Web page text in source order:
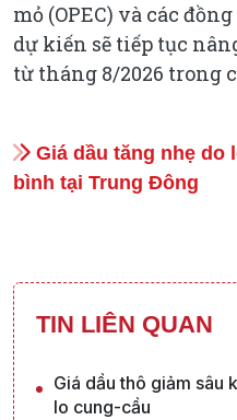
mỏ (OPEC) và các
dự kiến sẽ tiếp tục
từ tháng 8/2026 trong
Giá dầu tăng nhẹ do
bình tại Trung Đông
TIN LIÊN QUAN
Giá dầu thô giảm sâu
lo cung-cầu